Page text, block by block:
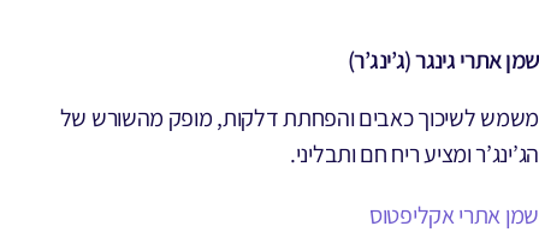
שמן אתרי גינגר (ג’ינג’ר)
משמש לשיכוך כאבים והפחתת דלקות, מופק מהשורש של
הג’ינג’ר ומציע ריח חם ותבליני.
שמן אתרי אקליפטוס